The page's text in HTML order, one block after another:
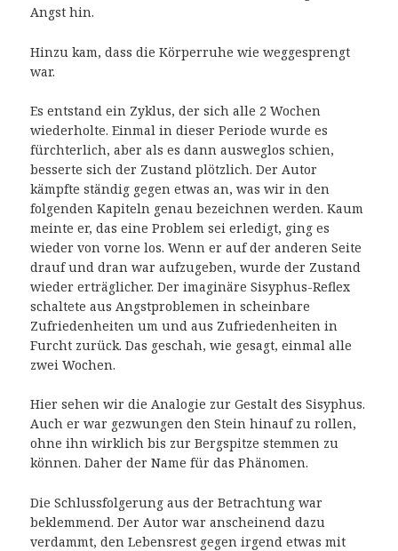
Angst hin.
Hinzu kam, dass die Körperruhe wie weggesprengt
war.
Es entstand ein Zyklus, der sich alle 2 Wochen
wiederholte. Einmal in dieser Periode wurde es
fürchterlich, aber als es dann ausweglos schien,
besserte sich der Zustand plötzlich. Der Autor
kämpfte ständig gegen etwas an, was wir in den
folgenden Kapiteln genau bezeichnen werden. Kaum
meinte er, das eine Problem sei erledigt, ging es
wieder von vorne los. Wenn er auf der anderen Seite
drauf und dran war aufzugeben, wurde der Zustand
wieder erträglicher. Der imaginäre Sisyphus-Reflex
schaltete aus Angstproblemen in scheinbare
Zufriedenheiten um und aus Zufriedenheiten in
Furcht zurück. Das geschah, wie gesagt, einmal alle
zwei Wochen.
Hier sehen wir die Analogie zur Gestalt des Sisyphus.
Auch er war gezwungen den Stein hinauf zu rollen,
ohne ihn wirklich bis zur Bergspitze stemmen zu
können. Daher der Name für das Phänomen.
Die Schlussfolgerung aus der Betrachtung war
beklemmend. Der Autor war anscheinend dazu
verdammt, den Lebensrest gegen irgend etwas mit